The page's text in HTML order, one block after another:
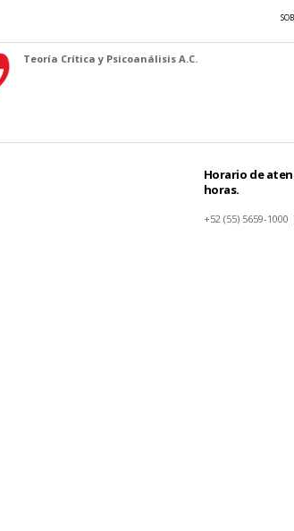
Teoría Crítica y Psicoanálisis A.C.
Horario de
horas.
+52 (55) 5659-